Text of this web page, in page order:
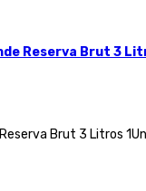
Reserva Brut 3
Brut 3 Litros